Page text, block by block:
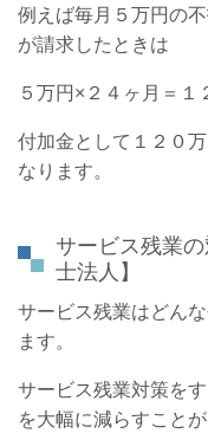
例えば毎月５万円の
が請求したときは
５万円×２４ヶ月＝１
付加金として１２０
なります。
サービス残業
士法人】
サービス残業はどん
ます。
サービス残業対策を
を大幅に減らすことが